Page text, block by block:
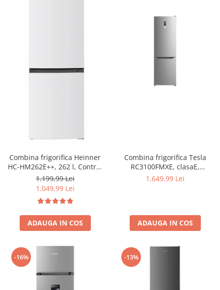
Combina frigorifica Heinner
HC-HM262E++, 262 l, Control
electronic, Iluminare LED, Usi
reversibile, Clasa E, H 180 cm,
1.199,99 Lei
1.049,99 Lei
ADAUGA IN COS
Combina frigorifica Tesla
RC3100FMXE, clasaE,
310LTotal No Frost, Display
1.649,99 Lei
ADAUGA IN COS
-16% -13%